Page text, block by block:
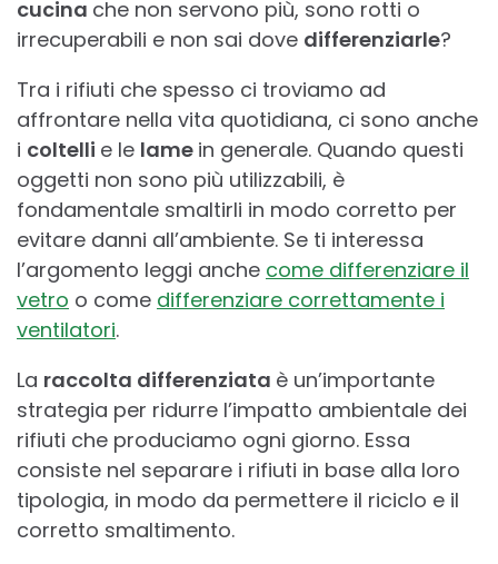
cucina che non servono più, sono rotti o
irrecuperabili e non sai dove differenziarle?
Tra i rifiuti che spesso ci troviamo ad
affrontare nella vita quotidiana, ci sono anche
i coltelli e le lame in generale. Quando questi
oggetti non sono più utilizzabili, è
fondamentale smaltirli in modo corretto per
evitare danni all’ambiente. Se ti interessa
l’argomento leggi anche come differenziare il
vetro o come differenziare correttamente i
ventilatori.
La raccolta differenziata è un’importante
strategia per ridurre l’impatto ambientale dei
rifiuti che produciamo ogni giorno. Essa
consiste nel separare i rifiuti in base alla loro
tipologia, in modo da permettere il riciclo e il
corretto smaltimento.